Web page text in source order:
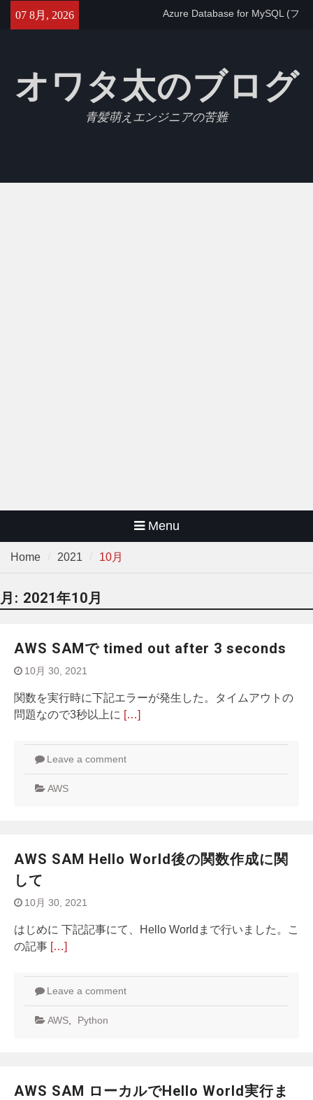
07 8月, 2026
る
たテストを書いたのでメモ
オワタ太のブログ
青髪萌えエンジニアの苦難
Menu
Home 2021 10月
月: 2021年10月
AWS SAMで timed out after 3 seconds
10月 30, 2021
関数を実行時に下記エラーが発生した。タイムアウトの
問題なので3秒以上に […]
Leave a comment
AWS
AWS SAM Hello World後の関数作成に関
して
10月 30, 2021
はじめに 下記記事にて、Hello Worldまで行いました。こ
の記事 […]
Leave a comment
AWS Python
AWS SAM ローカルでHello World実行ま